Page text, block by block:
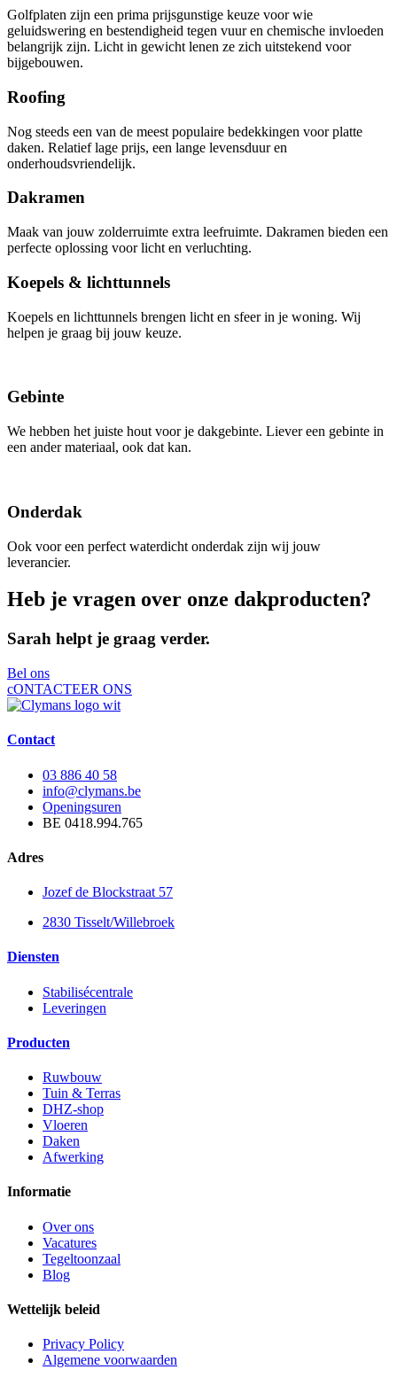
Golfplaten zijn een prima prijsgunstige keuze voor wie
geluidswering en bestendigheid tegen vuur en chemische invloeden
belangrijk zijn. Licht in gewicht lenen ze zich uitstekend voor
bijgebouwen.
Roofing
Nog steeds een van de meest populaire bedekkingen voor platte
daken. Relatief lage prijs, een lange levensduur en
onderhoudsvriendelijk.
Dakramen
Maak van jouw zolderruimte extra leefruimte. Dakramen bieden een
perfecte oplossing voor licht en verluchting.
Koepels & lichttunnels
Koepels en lichttunnels brengen licht en sfeer in je woning. Wij
helpen je graag bij jouw keuze.
Gebinte
We hebben het juiste hout voor je dakgebinte. Liever een gebinte in
een ander materiaal, ook dat kan.
Onderdak
Ook voor een perfect waterdicht onderdak zijn wij jouw
leverancier.
Heb je vragen over onze dakproducten?
Sarah helpt je graag verder.
Bel ons
cONTACTEER ONS
Contact
03 886 40 58
info@clymans.be
Openingsuren
BE 0418.994.765
Adres
Jozef de Blockstraat 57
2830 Tisselt/Willebroek
Diensten
Stabilisécentrale
Leveringen
Producten
Ruwbouw
Tuin & Terras
DHZ-shop
Vloeren
Daken
Afwerking
Informatie
Over ons
Vacatures
Tegeltoonzaal
Blog
Wettelijk beleid
Privacy Policy
Algemene voorwaarden